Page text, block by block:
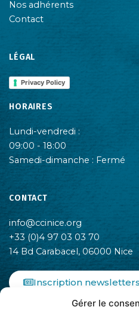
Gérer le
Nos adhérents
Contact
LÉGAL
Privacy Policy
HORAIRES
Lundi-vendredi :
09:00 - 18:00
Samedi-dimanche : Fermé
CONTACT
info@ccinice.org
+33 (0)4 97 03 03 70
14 Bd Carabacel, 06000 Nice
Inscription newsletters